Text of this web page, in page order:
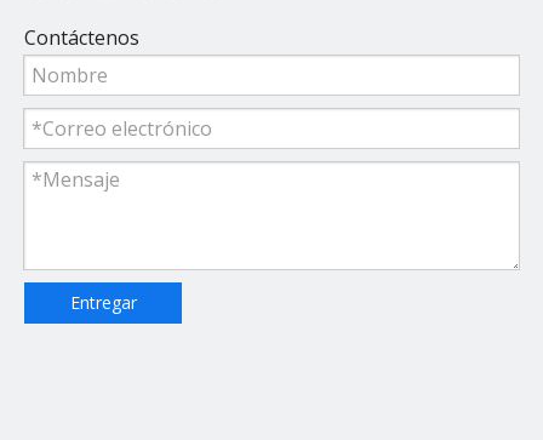
Contáctenos
Entregar